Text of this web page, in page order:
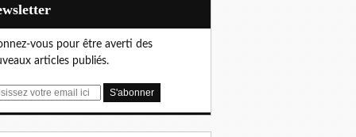
vous pour être averti des
articles publiés.